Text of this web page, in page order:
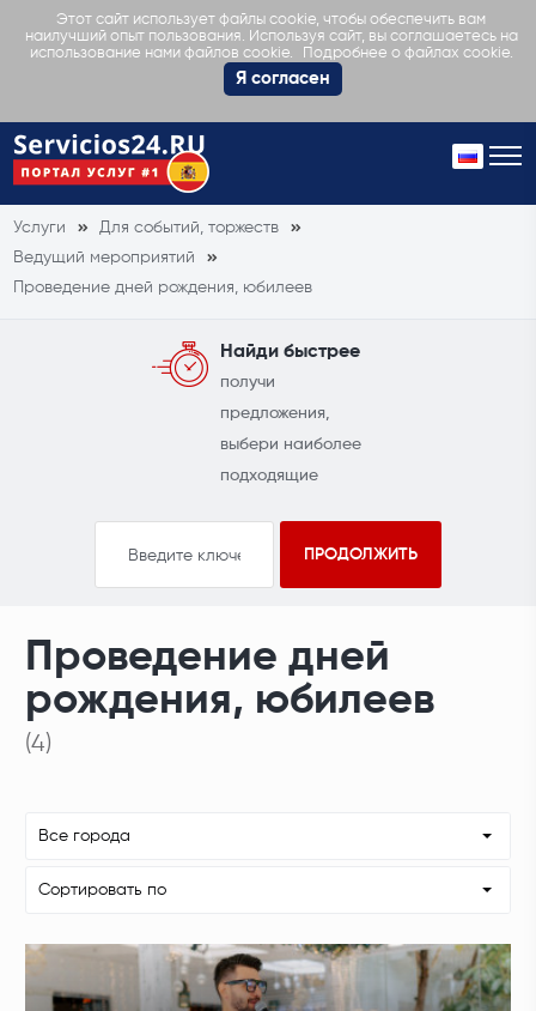
Этот сайт использует файлы cookie, чтобы обеспечить вам
наилучший опыт пользования. Используя сайт, вы соглашаетесь на
использование нами файлов cookie.
Подробнее о файлах cookie.
Я согласен
Услуги
Для событий, торжеств
Ведущий мероприятий
Проведение дней рождения, юбилеев
Найди быстрее
получи
предложения,
выбери наиболее
подходящие
Проведение дней
рождения, юбилеев
(4)
Все города
Сортировать по